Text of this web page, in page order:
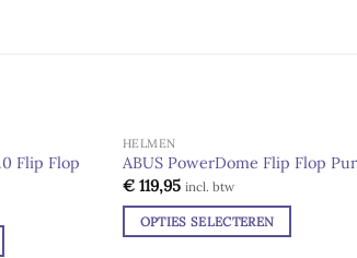
Flip Flop
HELMEN
ABUS PowerDome Flip Flop
€119,95 incl. btw
OPTIES SELECTEREN